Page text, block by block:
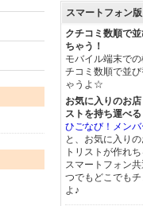
スマートフォン版
クチコミ数順で
ちゃう！
モバイル端末で
チコミ数順で並
ゃうよ☆
お気に入りのお
ストを持ち運べる
ひごなび！メン
と、お気に入り
トリストが作れ
スマートフォン
つでもどこでも
よ♪